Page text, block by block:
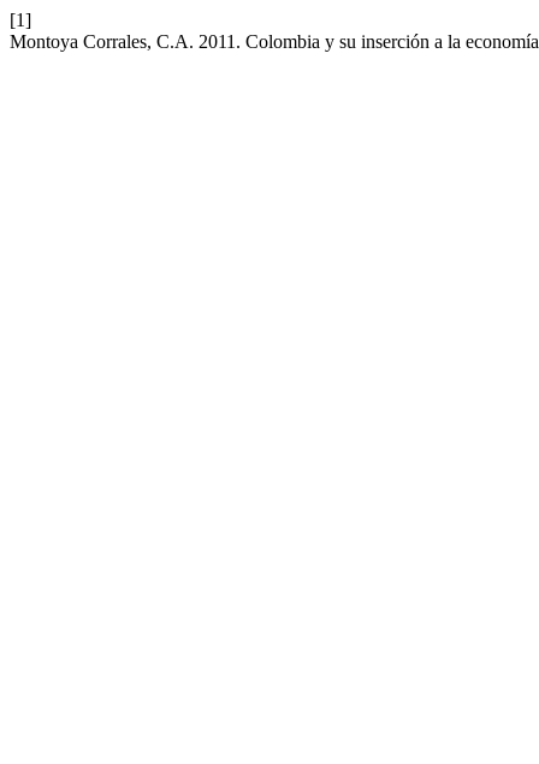
[1]
Montoya Corrales, C.A. 2011. Colombia y su inserción a la